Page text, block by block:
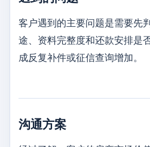
客户遇到的主要问题是需要先
途、资料完整度和还款安排是
成反复补件或征信查询增加。
沟通方案